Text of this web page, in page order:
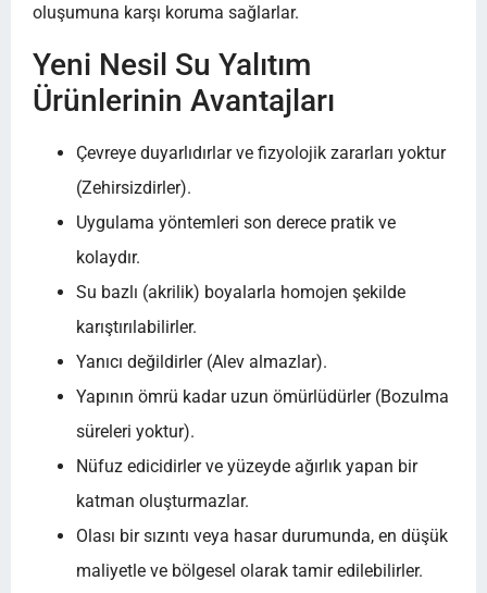
oluşumuna karşı koruma sağlarlar.
Yeni Nesil Su Yalıtım
Ürünlerinin Avantajları
Çevreye duyarlıdırlar ve fizyolojik zararları yoktur
(Zehirsizdirler).
Uygulama yöntemleri son derece pratik ve
kolaydır.
Su bazlı (akrilik) boyalarla homojen şekilde
karıştırılabilirler.
Yanıcı değildirler (Alev almazlar).
Yapının ömrü kadar uzun ömürlüdürler (Bozulma
süreleri yoktur).
Nüfuz edicidirler ve yüzeyde ağırlık yapan bir
katman oluşturmazlar.
Olası bir sızıntı veya hasar durumunda, en düşük
maliyetle ve bölgesel olarak tamir edilebilirler.